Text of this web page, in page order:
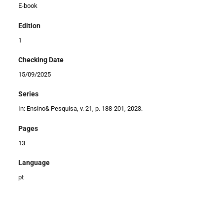
E-book
Edition
1
Checking Date
15/09/2025
Series
In: Ensino& Pesquisa, v. 21, p. 188-201, 2023.
Pages
13
Language
pt